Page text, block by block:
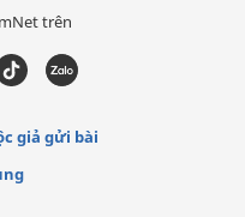
trên
giả gửi bài